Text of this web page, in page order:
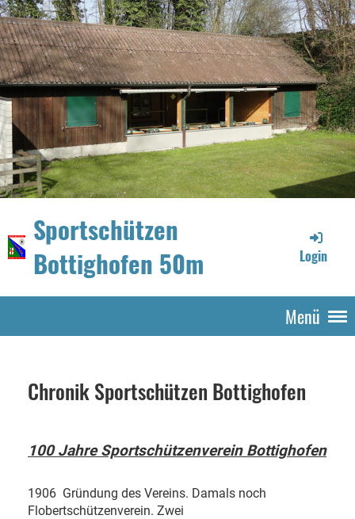
Sportschützen
Bottighofen 50m
Login
Menü
Chronik Sportschützen Bottighofen
100 Jahre Sportschützenverein Bottighofen
1906 Gründung des Vereins. Damals noch
Flobertschützenverein. Zwei